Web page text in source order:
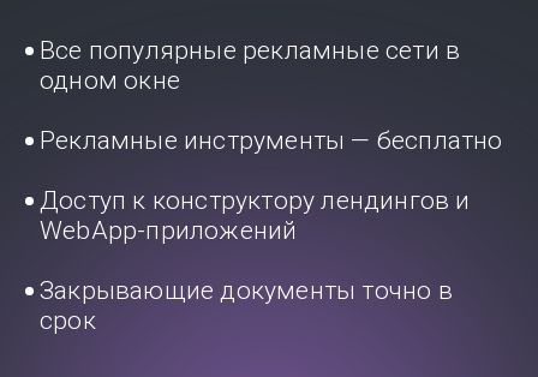
Все популярные рекламные сети в
одном окне
Рекламные инструменты — бесплатно
Доступ к конструктору лендингов и
WebApp-приложений
Закрывающие документы точно в
срок